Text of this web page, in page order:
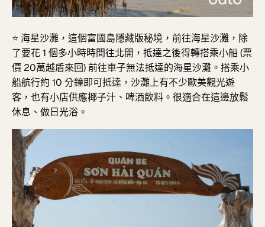
⭐ 海星沙灘， 這個富國島隱藏版秘境，前往海星沙灘，除
了要花 1 個多小時時間往北開，抵達之後得轉搭乘小船 (票
價 20萬越盾來回) 前往車子無法抵達的海星沙灘。搭乘小
船航行約 10 分鐘即可抵達，沙灘上有不少歐美觀光遊
客，也有小店供應椰子汁、啤酒飲料。很適合在這邊放鬆
休息、做日光浴。